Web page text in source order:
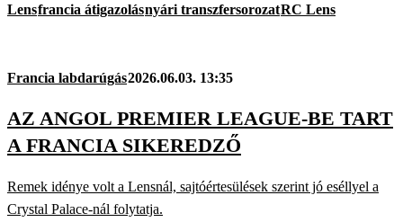
Lensfrancia átigazolásnyári transzfersorozatRC Lens
Francia labdarúgás2026.06.03. 13:35
AZ ANGOL PREMIER LEAGUE-BE TART
A FRANCIA SIKEREDZŐ
Remek idénye volt a Lensnál, sajtóértesülések szerint jó eséllyel a
Crystal Palace-nál folytatja.